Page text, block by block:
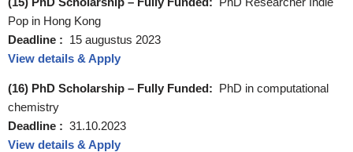
Pop in Hong Kong
Deadline : 15 augustus 2023
View details & Apply
(16) PhD Scholarship – Fully Funded: PhD in computational
chemistry
Deadline : 31.10.2023
View details & Apply